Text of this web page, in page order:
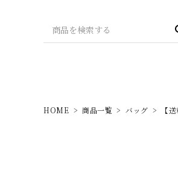
HOME 商品一覧 バッグ 【